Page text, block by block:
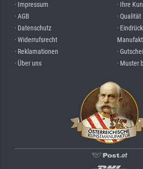
· Impressum
· AGB
· Datenschutz
· Widerrufsrecht
· Reklamationen
· Über uns
· Ihre
· Qualität
·
·
· Muster